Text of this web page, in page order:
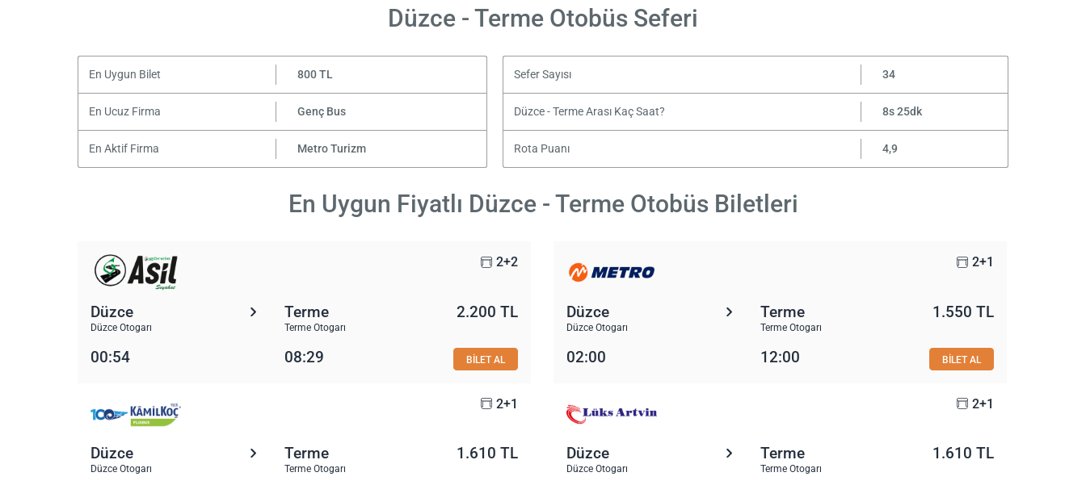
Düzce - Terme Otobüs Seferi
En Uygun Bilet 800 TL Sefer Sayısı 34
En Ucuz Firma Genç Bus Düzce - Terme Arası Kaç Saat? 8s 25dk
En Aktif Firma Metro Turizm Rota Puanı 4,9
En Uygun Fiyatlı Düzce - Terme Otobüs Biletleri
2+2
Düzce
Düzce Otogarı
Terme
Terme Otogarı
2.200 TL
00:54 08:29 BİLET AL
2+1
Düzce
Düzce Otogarı
Terme
Terme Otogarı
1.550 TL
02:00 12:00 BİLET AL
2+1
Düzce
Düzce Otogarı
Terme
Terme Otogarı
1.610 TL
2+1
Düzce
Düzce Otogarı
Terme
Terme Otogarı
1.610 TL